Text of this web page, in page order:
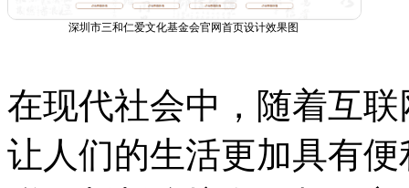
深圳市三和仁爱文化基金会官网首页设计效果图
在现代社会中，随着互
让人们的生活更加具有